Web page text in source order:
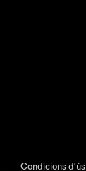
Condicions d'ús